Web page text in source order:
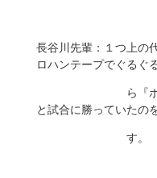
長谷川先輩：１つ上の
ロハンテープでぐるぐ
ら『ボールが見
と試合に勝っていたの
す。